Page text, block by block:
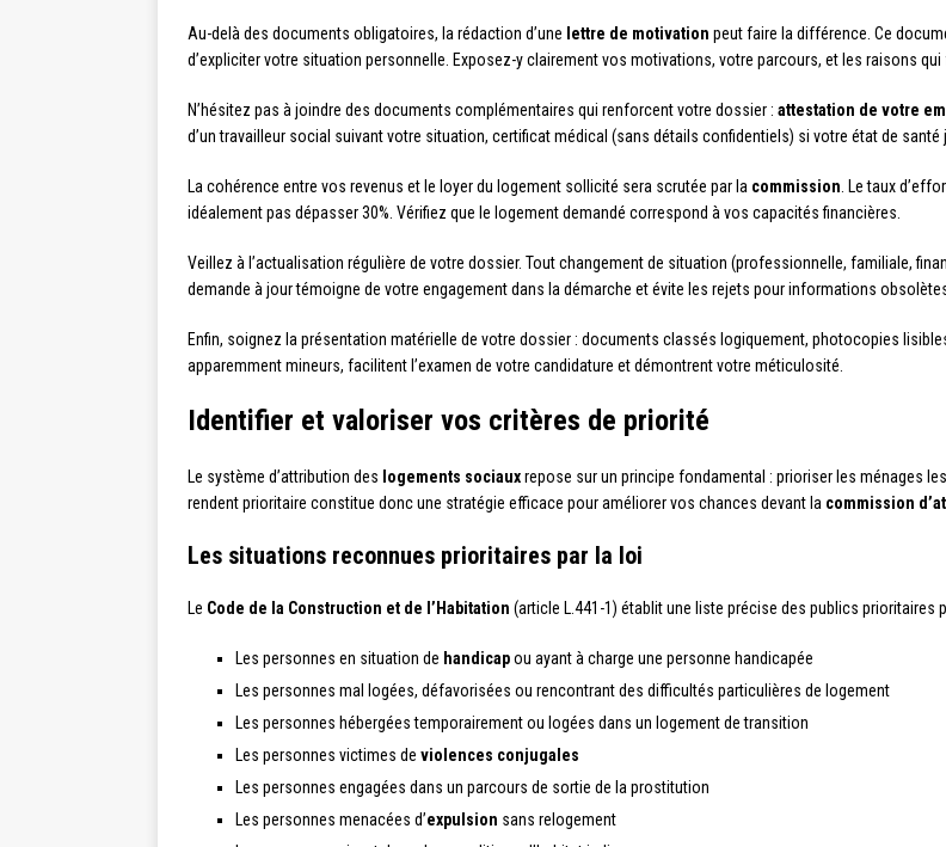
Au-delà des documents obligatoires, la rédaction d’une lettre de motivation peut faire la différence. Ce
d’expliciter votre situation personnelle. Exposez-y clairement vos motivations, votre parcours, et les raisons
N’hésitez pas à joindre des documents complémentaires qui renforcent votre dossier : attestation de votre
d’un travailleur social suivant votre situation, certificat médical (sans détails confidentiels) si votre état de santé
La cohérence entre vos revenus et le loyer du logement sollicité sera scrutée par la commission . Le taux
idéalement pas dépasser 30%. Vérifiez que le logement demandé correspond à vos capacités financières.
Veillez à l’actualisation régulière de votre dossier. Tout changement de situation (professionnelle, familiale,
demande à jour témoigne de votre engagement dans la démarche et évite les rejets pour informations
Enfin, soignez la présentation matérielle de votre dossier : documents classés logiquement, photocopies
apparemment mineurs, facilitent l’examen de votre candidature et démontrent votre méticulosité.
Identifier et valoriser vos critères de priorité
Le système d’attribution des logements sociauxrepose sur un principe fondamental : prioriser les ménages
rendent prioritaire constitue donc une stratégie efficace pour améliorer vos chances devant la commission
Les situations reconnues prioritaires par la loi
Le Code de la Construction et de l’Habitation (article L.441-1) établit une liste précise des publics prioritaires
Les personnes en situation de handicapou ayant à charge une personne handicapée
Les personnes mal logées, défavorisées ou rencontrant des difficultés particulières de logement
Les personnes hébergées temporairement ou logées dans un logement de transition
Les personnes victimes de violences conjugales
Les personnes engagées dans un parcours de sortie de la prostitution
Les personnes menacées d’expulsion sans relogement